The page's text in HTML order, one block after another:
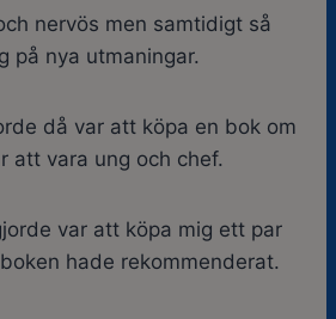
nervös men samtidigt så
på nya utmaningar.
då var att köpa en bok om
att vara ung och chef.
var att köpa mig ett par
hade rekommenderat.